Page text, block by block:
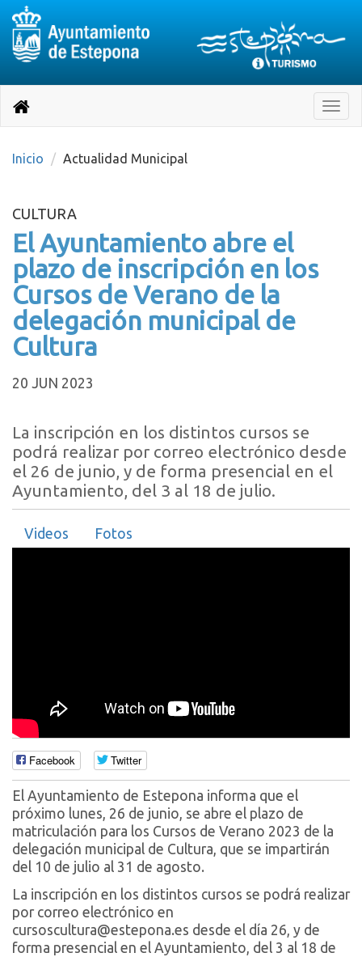
página
Toggle
Destino:
Volver
inicio
Inicio Actualidad Municipal
CULTURA
El Ayuntamiento abre el
plazo de inscripción en los
Cursos de Verano de la
delegación municipal de
Cultura
20 JUN 2023
La inscripción en los distintos cursos se
podrá realizar por correo electrónico desde
el 26 de junio, y de forma presencial en el
Ayuntamiento, del 3 al 18 de julio.
Videos Fotos
Facebook Twitter
El Ayuntamiento de Estepona informa que el
próximo lunes, 26 de junio, se abre el plazo de
matriculación para los Cursos de Verano 2023 de la
delegación municipal de Cultura, que se impartirán
del 10 de julio al 31 de agosto.
La inscripción en los distintos cursos se podrá realizar
por correo electrónico en
cursoscultura@estepona.es desde el día 26, y de
forma presencial en el Ayuntamiento, del 3 al 18 de